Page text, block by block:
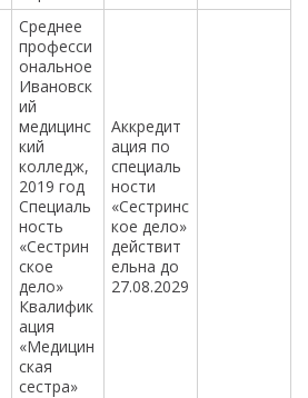
Среднее
професси
ональное
Ивановск
ий
медицинс
кий
колледж,
2019 год
Специаль
ность
«Сестрин
ское
дело»
Квалифик
ация
«Медицин
ская
сестра»
Аккредит
ация по
специаль
ности
«Сестринс
кое дело»
действит
ельна до
27.08.2029